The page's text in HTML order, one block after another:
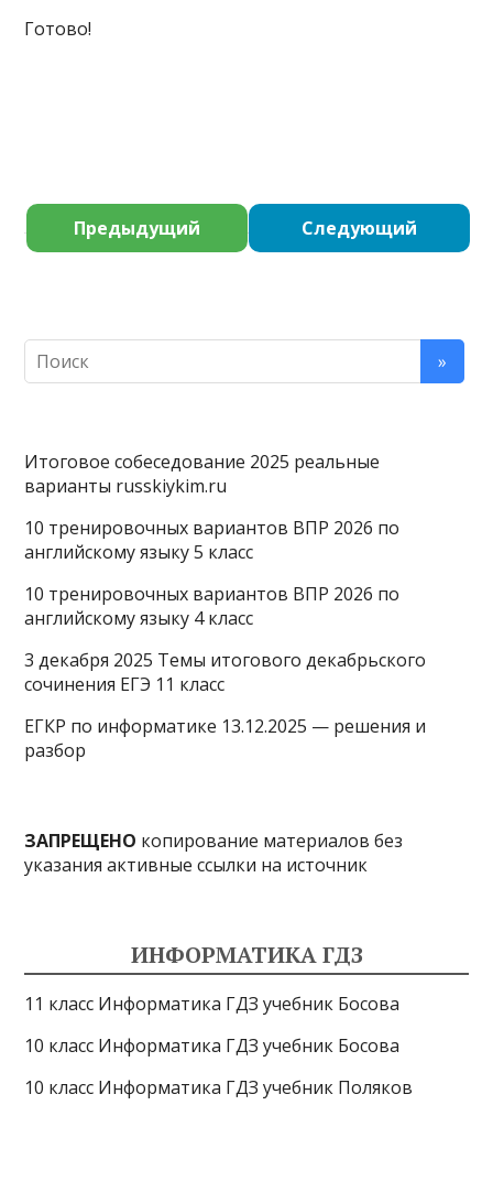
Готово!
Предыдущий Следующий
Итоговое собеседование 2025 реальные
варианты russkiykim.ru
10 тренировочных вариантов ВПР 2026 по
английскому языку 5 класс
10 тренировочных вариантов ВПР 2026 по
английскому языку 4 класс
3 декабря 2025 Темы итогового декабрьского
сочинения ЕГЭ 11 класс
ЕГКР по информатике 13.12.2025 — решения и
разбор
ЗАПРЕЩЕНО копирование материалов без
указания активные ссылки на источник
ИНФОРМАТИКА ГДЗ
11 класс Информатика ГДЗ учебник Босова
10 класс Информатика ГДЗ учебник Босова
10 класс Информатика ГДЗ учебник Поляков